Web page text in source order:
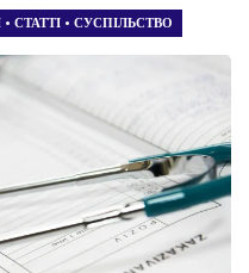
• СТАТТІ • СУСПІЛЬСТВО